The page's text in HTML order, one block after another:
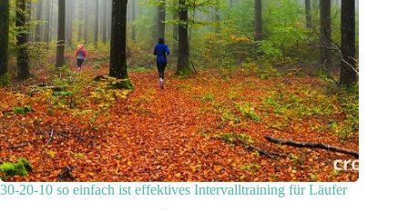
30-20-10 so einfach ist effektives Intervalltraining für Läufer